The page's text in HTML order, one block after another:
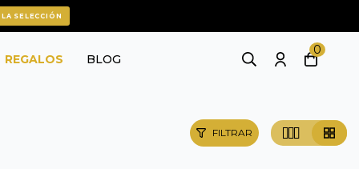
SELECCIÓN
REGALOS BLOG
0
FILTRAR